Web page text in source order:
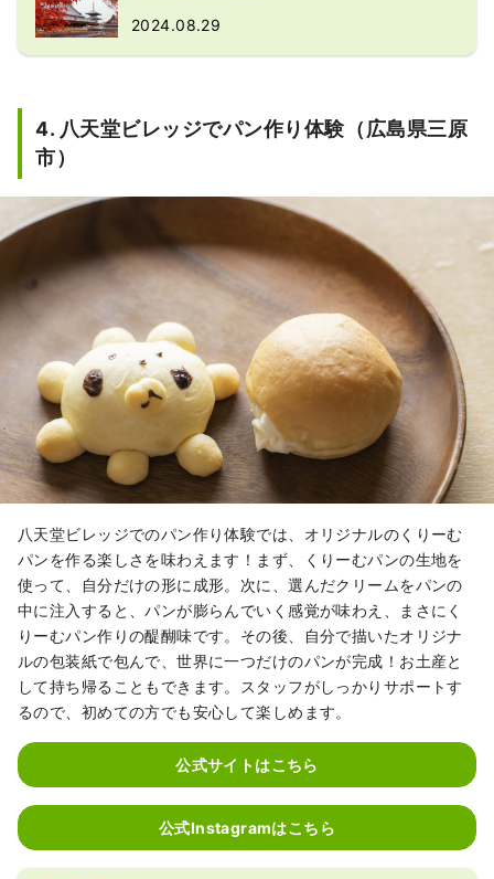
2024.08.29
4. 八天堂ビレッジでパン作り体験（広島県三原
市）
八天堂ビレッジでのパン作り体験では、オリジナルのくりーむ
パンを作る楽しさを味わえます！まず、くりーむパンの生地を
使って、自分だけの形に成形。次に、選んだクリームをパンの
中に注入すると、パンが膨らんでいく感覚が味わえ、まさにく
りーむパン作りの醍醐味です。その後、自分で描いたオリジナ
ルの包装紙で包んで、世界に一つだけのパンが完成！お土産と
して持ち帰ることもできます。スタッフがしっかりサポートす
るので、初めての方でも安心して楽しめます。
公式サイトはこちら
公式Instagramはこちら